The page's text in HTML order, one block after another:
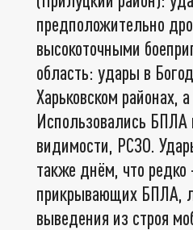
предположительно
высокоточными
область: удары в
Харьковском районах,
Использовались БПЛА
видимости, РСЗО.
также днём, что редко
прикрывающих БПЛА,
выведения из строя